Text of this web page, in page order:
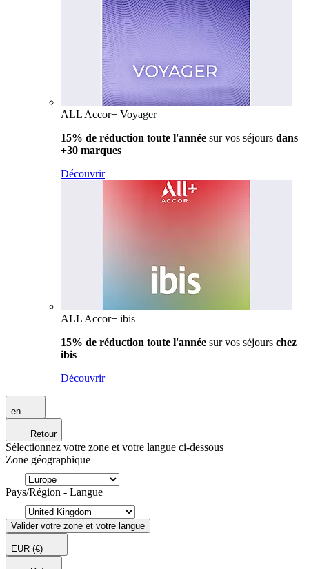
ALL Accor+ Voyager
15% de réduction toute l'année sur vos séjours dans
+30 marques
Découvrir
ALL Accor+ ibis
15% de réduction toute l'année sur vos séjours chez
ibis
Découvrir
en
Retour
Sélectionnez votre zone et votre langue ci-dessous
Zone géographique
Pays/Région - Langue
Valider votre zone et votre langue
EUR (€)